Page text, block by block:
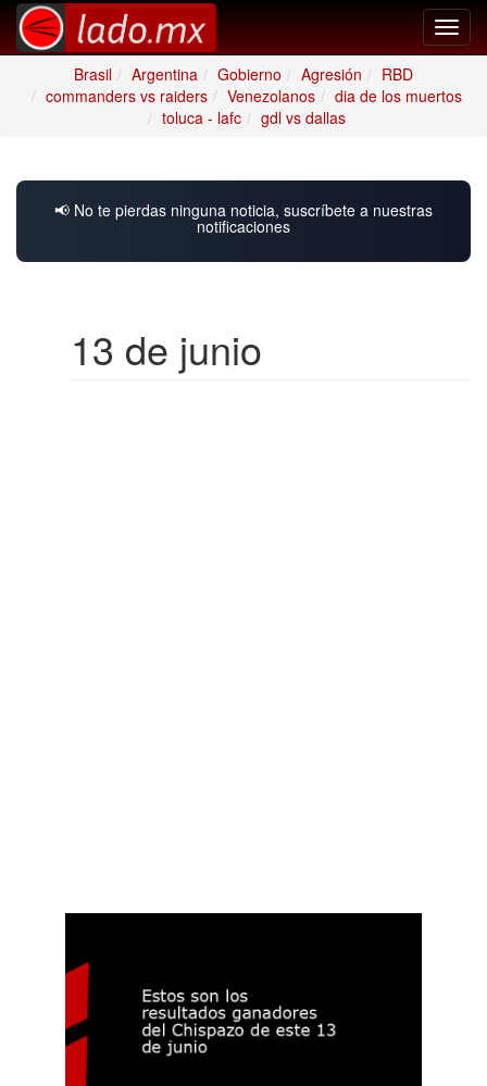
Brasil
Argentina Gobierno Agresión
RBD
commanders vs raiders
Venezolanos
dia de los muertos
toluca - lafc
gdl vs dallas
📢 No te pierdas ninguna noticia, suscríbete a nuestras
notificaciones
13 de junio